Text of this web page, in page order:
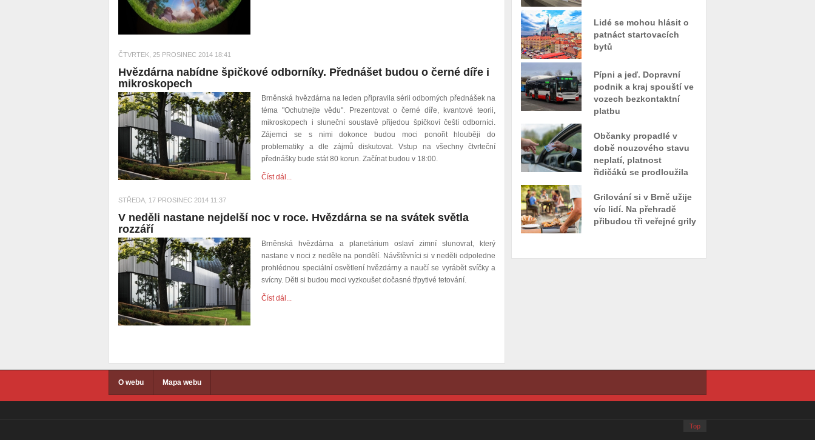
ČTVRTEK, 25 PROSINEC 2014 18:41
Hvězdárna nabídne špičkové odborníky. Přednášet budou o černé díře i
mikroskopech
Brněnská hvězdárna na leden připravila sérii odborných přednášek na
téma "Ochutnejte vědu". Prezentovat o černé díře, kvantové teorii,
mikroskopech i sluneční soustavě přijedou špičkoví čeští odborníci.
Zájemci se s nimi dokonce budou moci ponořit hlouběji do
problematiky a dle zájmů diskutovat. Vstup na všechny čtvrteční
přednášky bude stát 80 korun. Začínat budou v 18:00.
Číst dál...
STŘEDA, 17 PROSINEC 2014 11:37
V neděli nastane nejdelší noc v roce. Hvězdárna se na svátek světla
rozzáří
Brněnská hvězdárna a planetárium oslaví zimní slunovrat, který
nastane v noci z neděle na pondělí. Návštěvníci si v neděli odpoledne
prohlédnou speciální osvětlení hvězdárny a naučí se vyrábět svíčky a
svícny. Děti si budou moci vyzkoušet dočasné třpytivé tetování.
Číst dál...
Lidé se mohou hlásit o
patnáct startovacích
bytů
Pípni a jeď. Dopravní
podnik a kraj spouští ve
vozech bezkontaktní
platbu
Občanky propadlé v
době nouzového stavu
neplatí, platnost
řidičáků se prodloužila
Grilování si v Brně užije
víc lidí. Na přehradě
přibudou tři veřejné grily
O webu Mapa webu
Top